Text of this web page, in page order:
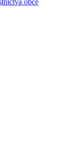
obce